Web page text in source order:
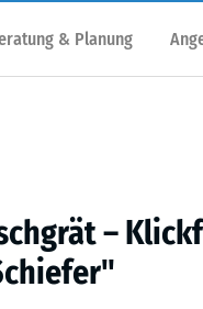
& Planung
–